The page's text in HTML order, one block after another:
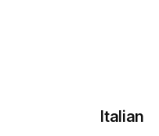
Italian